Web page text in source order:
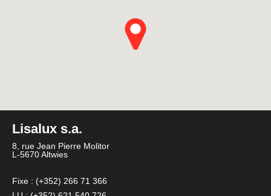
Lisalux s.a.
8, rue Jean Pierre Molitor
L-5670 Altwies
Fixe : (+352) 266 71 366